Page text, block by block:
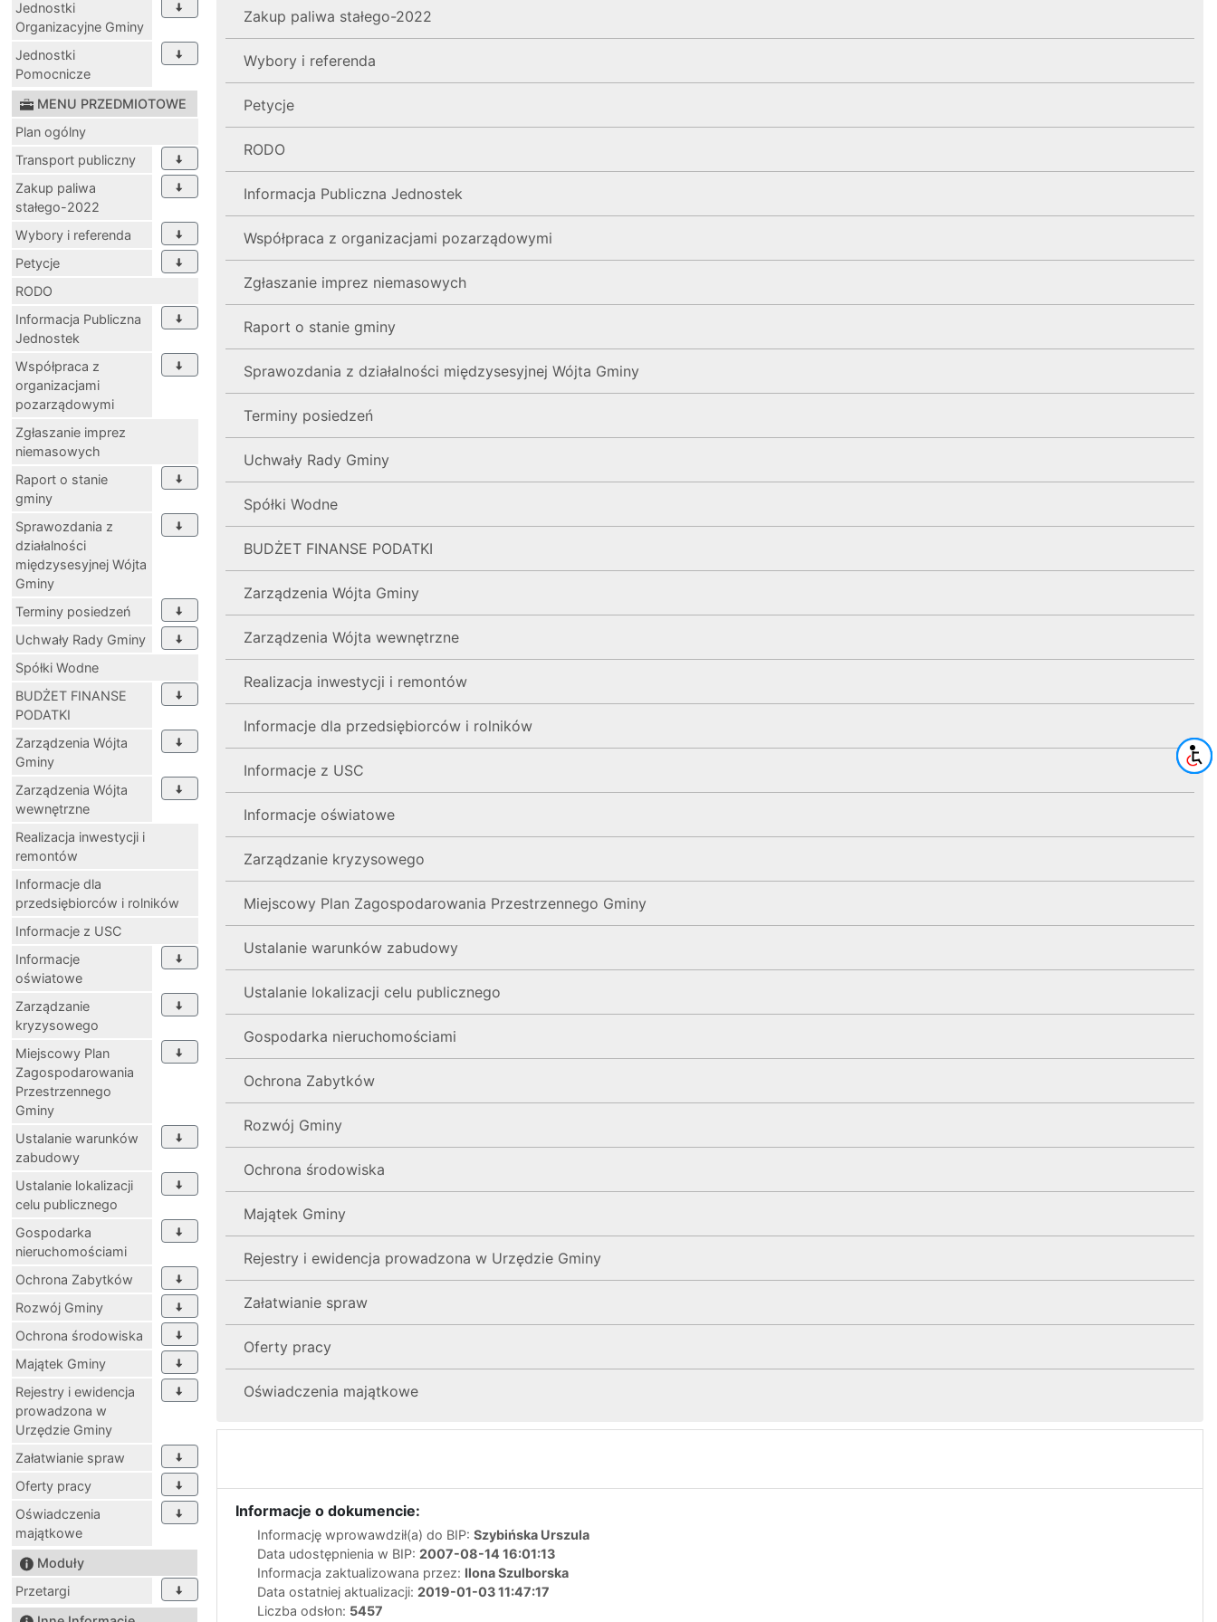
Jednostki
Organizacyjne Gminy
Jednostki
Pomocnicze
MENU PRZEDMIOTOWE
Plan ogólny
Transport publiczny
Zakup paliwa
stałego-2022
Wybory i referenda
Petycje
RODO
Informacja Publiczna
Jednostek
Współpraca z
organizacjami
pozarządowymi
Zgłaszanie imprez
niemasowych
Raport o stanie
gminy
Sprawozdania z
działalności
międzysesyjnej Wójta
Gminy
Terminy posiedzeń
Uchwały Rady Gminy
Spółki Wodne
BUDŻET FINANSE
PODATKI
Zarządzenia Wójta
Gminy
Zarządzenia Wójta
wewnętrzne
Realizacja inwestycji i
remontów
Informacje dla
przedsiębiorców i rolników
Informacje z USC
Informacje
oświatowe
Zarządzanie
kryzysowego
Miejscowy Plan
Zagospodarowania
Przestrzennego
Gminy
Ustalanie warunków
zabudowy
Ustalanie lokalizacji
celu publicznego
Gospodarka
nieruchomościami
Ochrona Zabytków
Rozwój Gminy
Ochrona środowiska
Majątek Gminy
Rejestry i ewidencja
prowadzona w
Urzędzie Gminy
Załatwianie spraw
Oferty pracy
Oświadczenia
majątkowe
Moduły
Przetargi
Zakup paliwa stałego-2022
Wybory i referenda
Petycje
RODO
Informacja Publiczna Jednostek
Współpraca z organizacjami pozarządowymi
Zgłaszanie imprez niemasowych
Raport o stanie gminy
Sprawozdania z działalności międzysesyjnej Wójta Gminy
Terminy posiedzeń
Uchwały Rady Gminy
Spółki Wodne
BUDŻET FINANSE PODATKI
Zarządzenia Wójta Gminy
Zarządzenia Wójta wewnętrzne
Realizacja inwestycji i remontów
Informacje dla przedsiębiorców i rolników
Informacje z USC
Informacje oświatowe
Zarządzanie kryzysowego
Miejscowy Plan Zagospodarowania Przestrzennego Gminy
Ustalanie warunków zabudowy
Ustalanie lokalizacji celu publicznego
Gospodarka nieruchomościami
Ochrona Zabytków
Rozwój Gminy
Ochrona środowiska
Majątek Gminy
Rejestry i ewidencja prowadzona w Urzędzie Gminy
Załatwianie spraw
Oferty pracy
Oświadczenia majątkowe
Informacje o dokumencie:
Informację wprowawdził(a) do BIP: Szybińska Urszula
Data udostępnienia w BIP: 2007-08-14 16:01:13
Informacja zaktualizowana przez: Ilona Szulborska
Data ostatniej aktualizacji: 2019-01-03 11:47:17
Liczba odsłon: 5457